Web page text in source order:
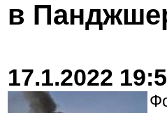
в
17.1.2022